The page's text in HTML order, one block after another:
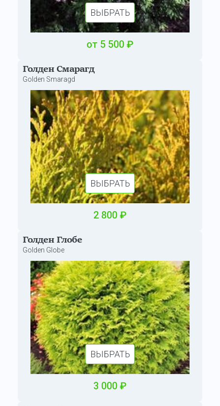
ВЫБРАТЬ
от 5 500 ₽
Голден Смарагд
Golden Smaragd
ВЫБРАТЬ
2 800 ₽
Голден Глобе
Golden Globe
ВЫБРАТЬ
3 000 ₽